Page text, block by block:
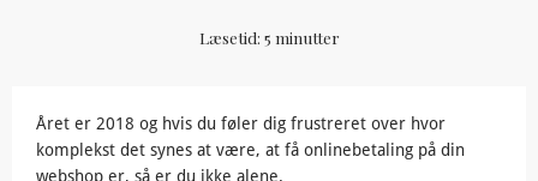
Læsetid: 5 minutter
Året er 2018 og hvis du føler dig frustreret over hvor
komplekst det synes at være, at få onlinebetaling på din
webshop er, så er du ikke alene.